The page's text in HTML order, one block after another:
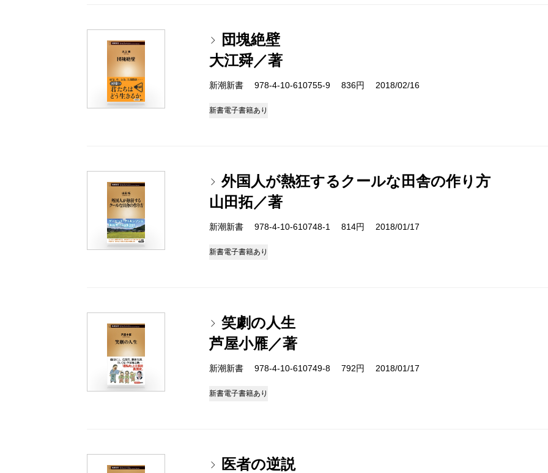
団塊絶壁
大江舜／著
新潮新書 978-4-10-610755-9 836円 2018/02/16
新書電子書籍あり
外国人が熱狂するクールな田舎の作り方
山田拓／著
新潮新書 978-4-10-610748-1 814円 2018/01/17
新書電子書籍あり
笑劇の人生
芦屋小雁／著
新潮新書 978-4-10-610749-8 792円 2018/01/17
新書電子書籍あり
医者の逆説